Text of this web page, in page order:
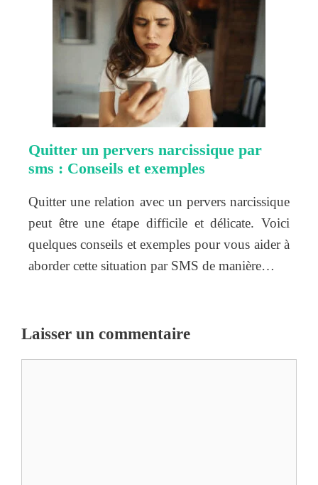
Quitter un pervers narcissique par
sms : Conseils et exemples
Quitter une relation avec un pervers narcissique
peut être une étape difficile et délicate. Voici
quelques conseils et exemples pour vous aider à
aborder cette situation par SMS de manière…
Laisser un commentaire